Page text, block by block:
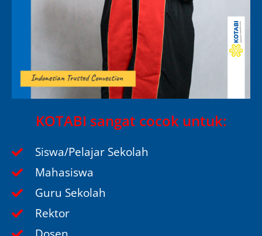
KOTABI sangat cocok untuk:
Siswa/Pelajar Sekolah
Mahasiswa
Guru Sekolah
Rektor